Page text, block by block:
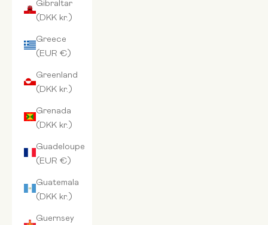
(DKK kr.)
Greece
(EUR €)
Greenland
(DKK kr.)
Grenada
(DKK kr.)
Guadeloupe
(EUR €)
Guatemala
(DKK kr.)
Guernsey